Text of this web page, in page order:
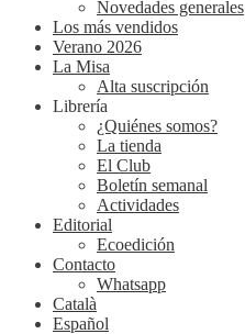
Novedades generales
Los más vendidos
Verano 2026
La Misa
Alta suscripción
Librería
¿Quiénes somos?
La tienda
El Club
Boletín semanal
Actividades
Editorial
Ecoedición
Contacto
Whatsapp
Català
Español